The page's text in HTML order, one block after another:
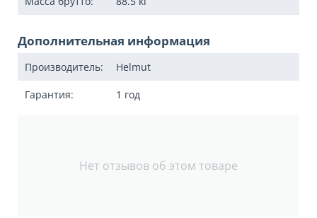
Дополнительная информация
Производитель: Helmut
Гарантия: 1 год
Нет отзывов об этом товаре